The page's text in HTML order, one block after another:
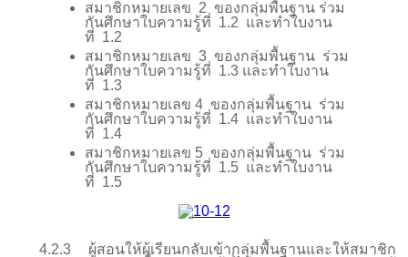
สมาชิกหมายเลข 2 ของกลุ่มพื้นฐาน ร่วม
กันศึกษาใบความรู้ที่ 1.2 และทำใบงาน
ที่ 1.2
สมาชิกหมายเลข 3 ของกลุ่มพื้นฐาน ร่วม
กันศึกษาใบความรู้ที่ 1.3 และทำใบงาน
ที่ 1.3
สมาชิกหมายเลข 4 ของกลุ่มพื้นฐาน ร่วม
กันศึกษาใบความรู้ที่ 1.4 และทำใบงาน
ที่ 1.4
สมาชิกหมายเลข 5 ของกลุ่มพื้นฐาน ร่วม
กันศึกษาใบความรู้ที่ 1.5 และทำใบงาน
ที่ 1.5
4.2.3 ผู้สอนให้ผู้เรียนกลับเข้ากลุ่มพื้นฐานและให้สมาชิก